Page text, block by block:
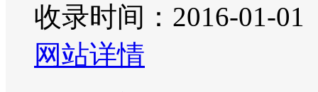
收录时间：2016-01-01
网站详情